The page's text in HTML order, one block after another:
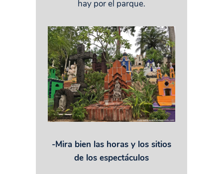
hay por el parque.
-Mira bien las horas y los sitios
de los espectáculos